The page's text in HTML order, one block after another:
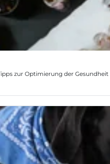
zur Optimierung der Gesundheit